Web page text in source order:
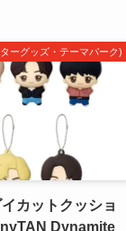
ーグッズ・テーマパーク)
カットクッショ
Dynamite